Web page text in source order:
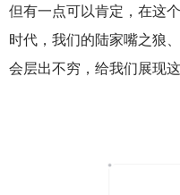
但有一点可以肯定，在这
时代，我们的陆家嘴之狼
会层出不穷，给我们展现